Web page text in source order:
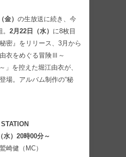
金） の生放送に続き、今
2月22日（水） に8枚目
密』をリリース、3月から
衣をめぐる冒険Ⅲ～
」を控えた堀江由衣が、
場。アルバム制作の“秘
水）20時00分～
崎健（MC）